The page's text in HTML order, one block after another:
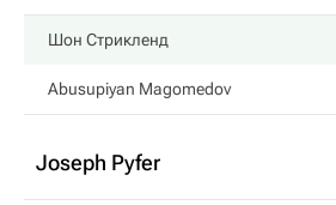
Шон Стрикленд
Abusupiyan Magomedov
Joseph Pyfer